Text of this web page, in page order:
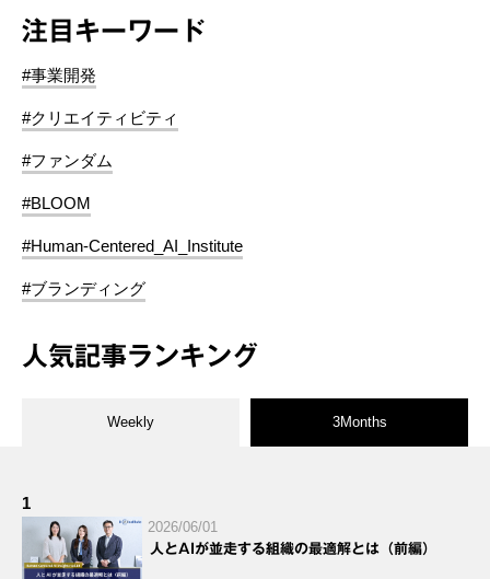
注目キーワード
#事業開発
#クリエイティビティ
#ファンダム
#BLOOM
#Human-Centered_AI_Institute
#ブランディング
人気記事ランキング
Weekly 3Months
1
2026/06/01
人とAIが並走する組織の最適解とは（前編）